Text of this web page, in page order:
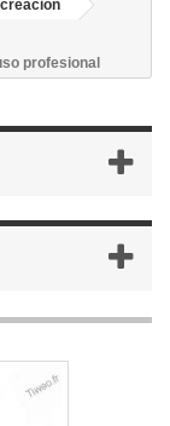
profesional